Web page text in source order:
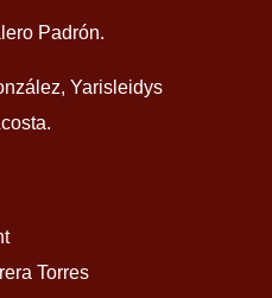
Padrón.
Yarisleidys
Torres